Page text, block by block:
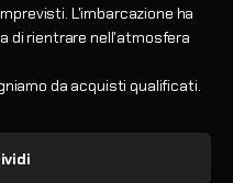
L'imbarcazione ha
di rientrare nell'atmosfera
da acquisti qualificati.